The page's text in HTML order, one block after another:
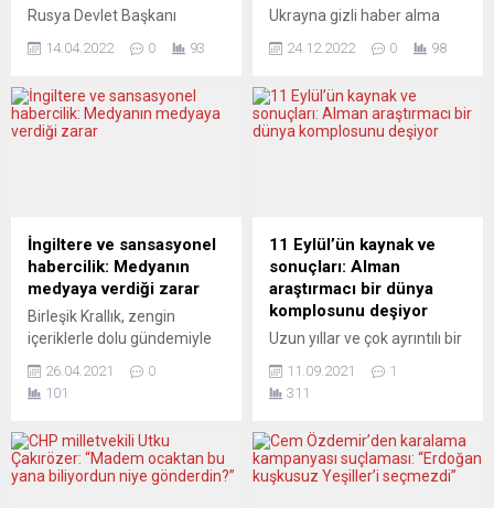
Rusya Devlet Başkanı
joker kartlarını yavaş yavaş
Putin, Batı’yı ve milyonlarca
Avrupalıyı “gerçek bir enerji
ABD Başkanı Joe Biden, Rus
askeri operasyonlarını ilk
kez “soykırım” olarak
nitelemesiyle dikkatleri...
14.04.2022 0 93
Ukrayna gizli haber alma
gazeteci Matilde Kimer’in
reddettiği, bunu istiyorsa
“Ukrayna hakkında olumlu
Alman medyasının
neredeyse tamamı,
Ukrayna’nın Danimarkalı
ünlü gazeteci Matilda
Kimer’e yönelik şantaj ve
baskısını görmezden
gelmeyi tercih etti....
24.12.2022 0 98
İngiltere ve sansasyonel
habercilik: Medyanın
medyaya verdiği zarar
Birleşik Krallık, zengin
içeriklerle dolu gündemiyle
çekiyor çekmesine, ancak
özellikle Türk medyası, aldığı
saygınlığına bakmaksızın
yayınlamaktan çekinmiyor
26.04.2021
0
101
11 Eylül’ün kaynak ve
sonuçları: Alman
araştırmacı bir dünya
komplosunu deşiyor
Uzun yıllar ve çok ayrıntılı bir
Eylül kitabında,olayın çok
taraflı bir komplonun içinden
kanıtlamaya çalışan Lars
Schall’a göre, bir dünya
11.09.2021
1
311